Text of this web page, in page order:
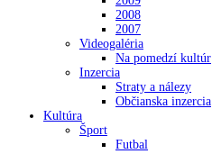
2008
2007
Videogaléria
Na pomedzí kultúr
Inzercia
Straty a nálezy
Občianska inzercia
Kultúra
Šport
Futbal